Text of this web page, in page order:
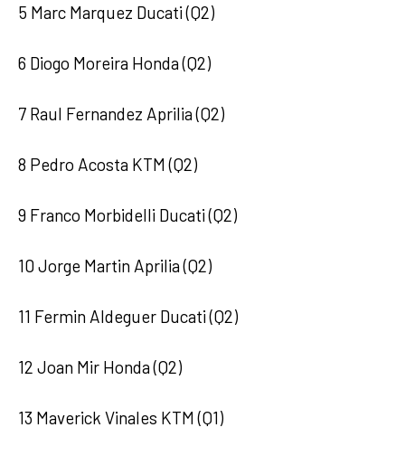
5 Marc Marquez Ducati (Q2)
6 Diogo Moreira Honda (Q2)
7 Raul Fernandez Aprilia (Q2)
8 Pedro Acosta KTM (Q2)
9 Franco Morbidelli Ducati (Q2)
10 Jorge Martin Aprilia (Q2)
11 Fermin Aldeguer Ducati (Q2)
12 Joan Mir Honda (Q2)
13 Maverick Vinales KTM (Q1)